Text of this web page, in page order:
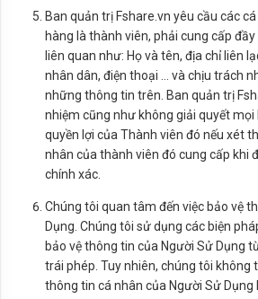
Ban quản trị Fshare.vn yêu cầu các
hàng là thành viên, phải cung cấp
liên quan như: Họ và tên, địa chỉ liên
nhân dân, điện thoại … và chịu trách
những thông tin trên. Ban quản trị
nhiệm cũng như không giải quyết mọi
quyền lợi của Thành viên đó nếu xét
nhân của thành viên đó cung cấp khi
chính xác.
Chúng tôi quan tâm đến việc bảo vệ
Dụng. Chúng tôi sử dụng các biện
bảo vệ thông tin của Người Sử Dụng
trái phép. Tuy nhiên, chúng tôi không
thông tin cá nhân của Người Sử